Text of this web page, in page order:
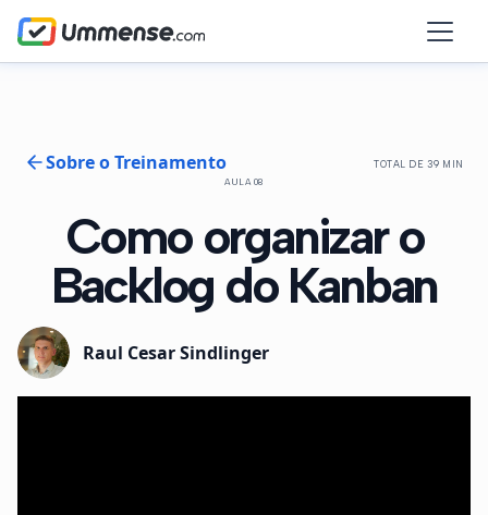
Sobre o Treinamento
TOTAL DE 39 MIN
AULA 08
Como organizar o
Backlog do Kanban
Raul Cesar Sindlinger